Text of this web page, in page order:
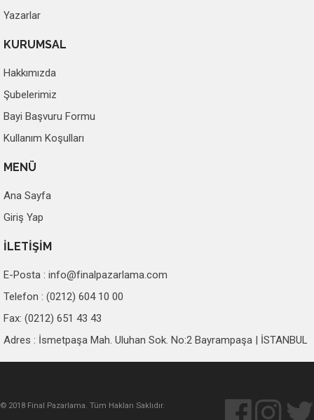
Yazarlar
KURUMSAL
Hakkımızda
Şubelerimiz
Bayi Başvuru Formu
Kullanım Koşulları
MENÜ
Ana Sayfa
Giriş Yap
İLETİŞİM
E-Posta : info@finalpazarlama.com
Telefon : (0212) 604 10 00
Fax: (0212) 651 43 43
Adres : İsmetpaşa Mah. Uluhan Sok. No:2 Bayrampaşa | İSTANBUL
© 2018 Final Pazarlama. Tüm Hakları Saklıdır.